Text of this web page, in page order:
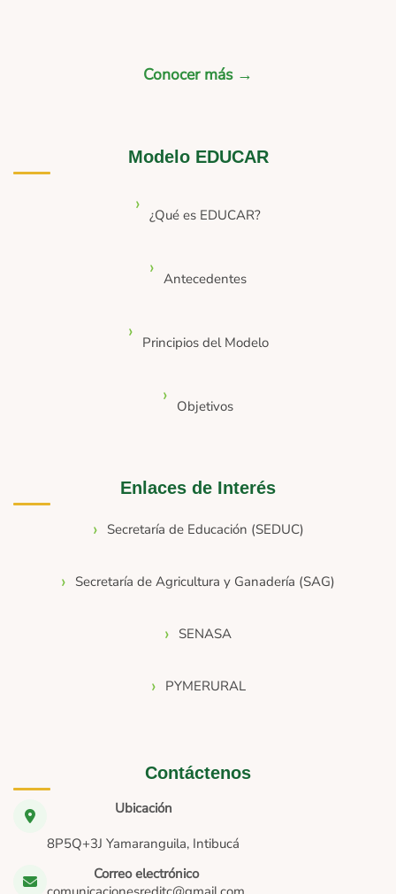
Conocer más →
Modelo EDUCAR
¿Qué es EDUCAR?
Antecedentes
Principios del Modelo
Objetivos
Enlaces de Interés
Secretaría de Educación (SEDUC)
Secretaría de Agricultura y Ganadería (SAG)
SENASA
PYMERURAL
Contáctenos
Ubicación
8P5Q+3J Yamaranguila, Intibucá
Correo electrónico